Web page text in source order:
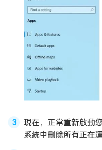
現在，正常重新啟動
系統中刪除所有正在